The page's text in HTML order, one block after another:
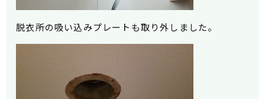
脱衣所の吸い込みプレートも取り外しました。